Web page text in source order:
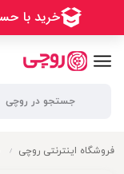
فروشگاه اینترنتی روچی /